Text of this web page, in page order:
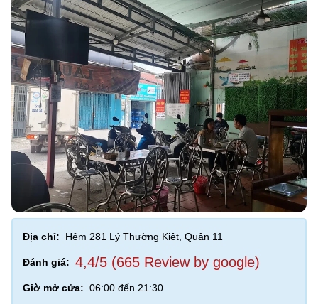
Địa chỉ: Hẻm 281 Lý Thường Kiệt, Quận 11
Đánh giá: 4,4/5 (665 Review by google)
Giờ mở cửa: 06:00 đến 21:30